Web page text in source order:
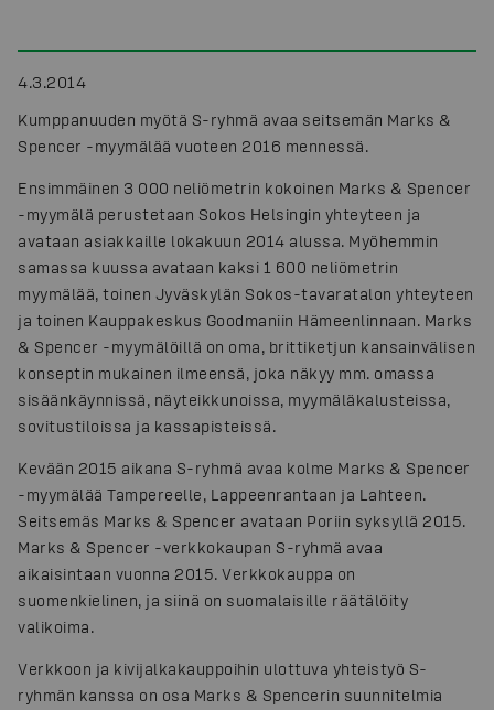
4.3.2014
Kumppanuuden myötä S-ryhmä avaa seitsemän Marks &
Spencer -myymälää vuoteen 2016 mennessä.
Ensimmäinen 3 000 neliömetrin kokoinen Marks & Spencer
-myymälä perustetaan Sokos Helsingin yhteyteen ja
avataan asiakkaille lokakuun 2014 alussa. Myöhemmin
samassa kuussa avataan kaksi 1 600 neliömetrin
myymälää, toinen Jyväskylän Sokos-tavaratalon yhteyteen
ja toinen Kauppakeskus Goodmaniin Hämeenlinnaan. Marks
& Spencer -myymälöillä on oma, brittiketjun kansainvälisen
konseptin mukainen ilmeensä, joka näkyy mm. omassa
sisäänkäynnissä, näyteikkunoissa, myymäläkalusteissa,
sovitustiloissa ja kassapisteissä.
Kevään 2015 aikana S-ryhmä avaa kolme Marks & Spencer
-myymälää Tampereelle, Lappeenrantaan ja Lahteen.
Seitsemäs Marks & Spencer avataan Poriin syksyllä 2015.
Marks & Spencer -verkkokaupan S-ryhmä avaa
aikaisintaan vuonna 2015. Verkkokauppa on
suomenkielinen, ja siinä on suomalaisille räätälöity
valikoima.
Verkkoon ja kivijalkakauppoihin ulottuva yhteistyö S-
ryhmän kanssa on osa Marks & Spencerin suunnitelmia